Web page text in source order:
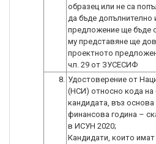
образец или не са
да бъде допълнително
предложение ще бъде
му представяне ще
проектното
чл. 29 от ЗУСЕСИФ
8. Удостоверение от
(НСИ) относно кода на
кандидата, въз
финансова година –
в ИСУН 2020;
Кандидати, които